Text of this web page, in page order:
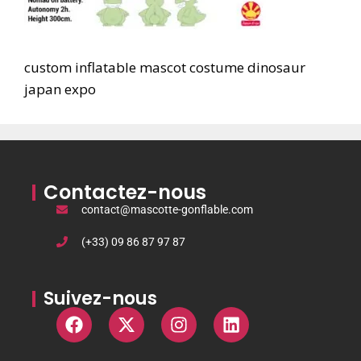
custom inflatable mascot costume dinosaur
japan expo
Contactez-nous
contact@mascotte-gonflable.com
(+33) 09 86 87 97 87
Suivez-nous